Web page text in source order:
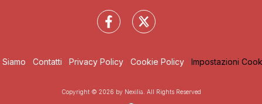
Siamo Contatti Privacy Policy Cookie Policy Impostazioni
Copyright © 2026 by Nexilia. All Rights Reserved